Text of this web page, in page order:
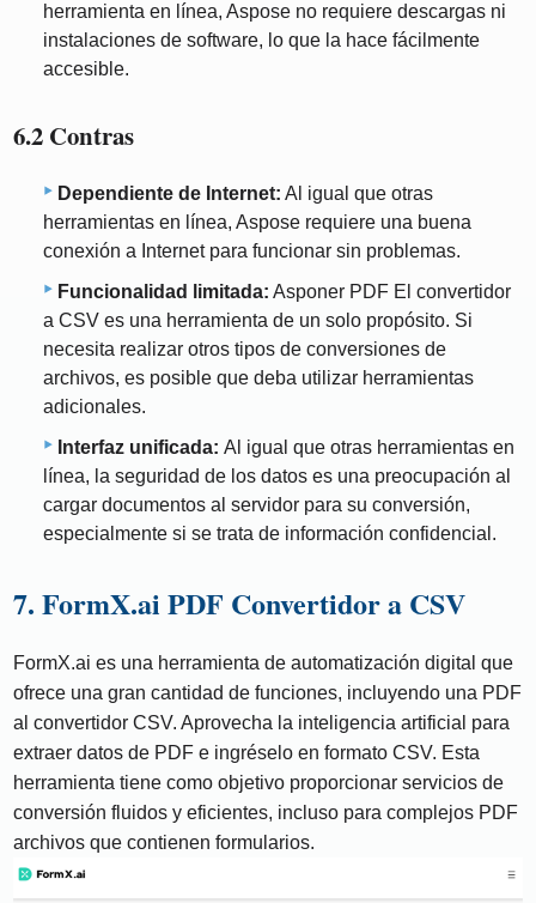
herramienta en línea, Aspose no requiere descargas ni
instalaciones de software, lo que la hace fácilmente
accesible.
6.2 Contras
Dependiente de Internet: Al igual que otras
herramientas en línea, Aspose requiere una buena
conexión a Internet para funcionar sin problemas.
Funcionalidad limitada: Asponer PDF El convertidor
a CSV es una herramienta de un solo propósito. Si
necesita realizar otros tipos de conversiones de
archivos, es posible que deba utilizar herramientas
adicionales.
Interfaz unificada: Al igual que otras herramientas en
línea, la seguridad de los datos es una preocupación al
cargar documentos al servidor para su conversión,
especialmente si se trata de información confidencial.
7. FormX.ai PDF Convertidor a CSV
FormX.ai es una herramienta de automatización digital que
ofrece una gran cantidad de funciones, incluyendo una PDF
al convertidor CSV. Aprovecha la inteligencia artificial para
extraer datos de PDF e ingréselo en formato CSV. Esta
herramienta tiene como objetivo proporcionar servicios de
conversión fluidos y eficientes, incluso para complejos PDF
archivos que contienen formularios.